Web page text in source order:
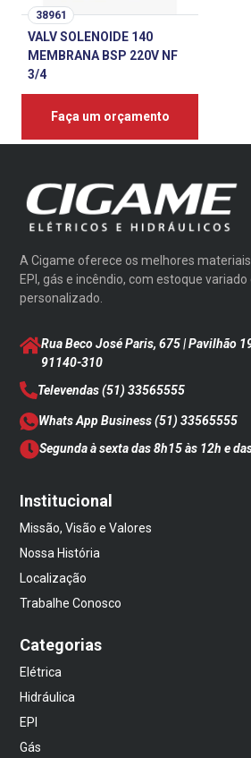
38961
VALV SOLENOIDE 140
MEMBRANA BSP 220V NF
3/4
Faça um orçamento
A Cigame oferece os melhores
EPI, gás e incêndio, com estoque
personalizado.
Rua Beco José Paris, 675 | Pavilhão
91140-310
Televendas(51) 33565555
Whats App Business(51) 33565555
Segunda à sexta das 8h15 às 12h e
Institucional
Missão, Visão e Valores
Nossa História
Localização
Trabalhe Conosco
Categorias
Elétrica
Hidráulica
EPI
Gás